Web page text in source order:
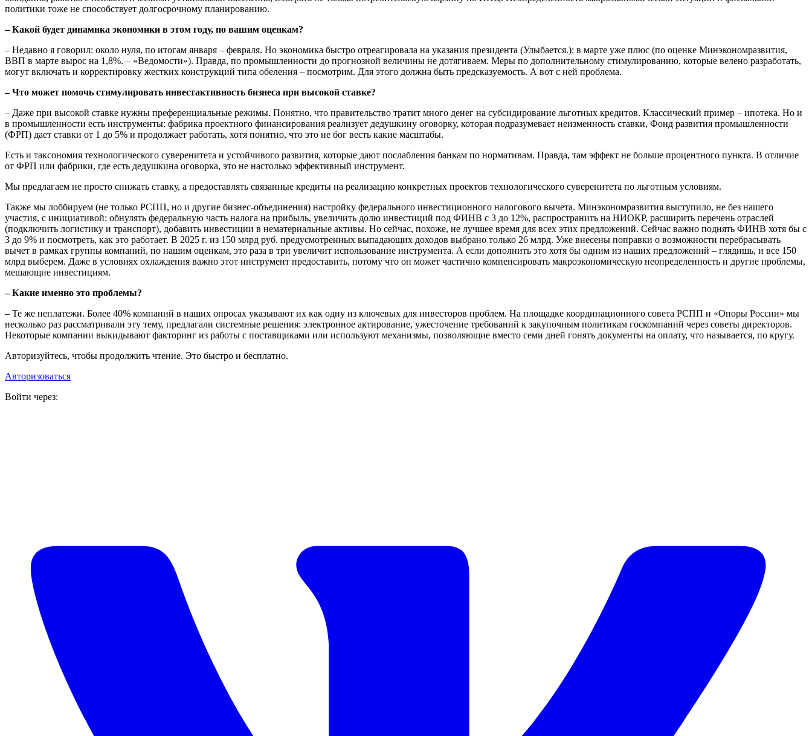
политики тоже не способствует долгосрочному планированию.
– Какой будет динамика экономики в этом году, по вашим оценкам?
– Недавно я говорил: около нуля, по итогам января – февраля. Но экономика быстро отреагировала на указания президента (Улыбается.): в марте уже плюс (по оценке Минэкономразвития,
ВВП в марте вырос на 1,8%. – «Ведомости»). Правда, по промышленности до прогнозной величины не дотягиваем. Меры по дополнительному стимулированию, которые велено разработать,
могут включать и корректировку жестких конструкций типа обеления – посмотрим. Для этого должна быть предсказуемость. А вот с ней проблема.
– Что может помочь стимулировать инвестактивность бизнеса при высокой ставке?
– Даже при высокой ставке нужны преференциальные режимы. Понятно, что правительство тратит много денег на субсидирование льготных кредитов. Классический пример – ипотека. Но и
в промышленности есть инструменты: фабрика проектного финансирования реализует дедушкину оговорку, которая подразумевает неизменность ставки, Фонд развития промышленности
(ФРП) дает ставки от 1 до 5% и продолжает работать, хотя понятно, что это не бог весть какие масштабы.
Есть и таксономия технологического суверенитета и устойчивого развития, которые дают послабления банкам по нормативам. Правда, там эффект не больше процентного пункта. В отличие
от ФРП или фабрики, где есть дедушкина оговорка, это не настолько эффективный инструмент.
Мы предлагаем не просто снижать ставку, а предоставлять связанные кредиты на реализацию конкретных проектов технологического суверенитета по льготным условиям.
Также мы лоббируем (не только РСПП, но и другие бизнес-объединения) настройку федерального инвестиционного налогового вычета. Минэкономразвития выступило, не без нашего
участия, с инициативой: обнулять федеральную часть налога на прибыль, увеличить долю инвестиций под ФИНВ с 3 до 12%, распространить на НИОКР, расширить перечень отраслей
(подключить логистику и транспорт), добавить инвестиции в нематериальные активы. Но сейчас, похоже, не лучшее время для всех этих предложений. Сейчас важно поднять ФИНВ хотя бы с
3 до 9% и посмотреть, как это работает. В 2025 г. из 150 млрд руб. предусмотренных выпадающих доходов выбрано только 26 млрд. Уже внесены поправки о возможности перебрасывать
вычет в рамках группы компаний, по нашим оценкам, это раза в три увеличит использование инструмента. А если дополнить это хотя бы одним из наших предложений – глядишь, и все 150
млрд выберем. Даже в условиях охлаждения важно этот инструмент предоставить, потому что он может частично компенсировать макроэкономическую неопределенность и другие проблемы,
мешающие инвестициям.
– Какие именно это проблемы?
– Те же неплатежи. Более 40% компаний в наших опросах указывают их как одну из ключевых для инвесторов проблем. На площадке координационного совета РСПП и «Опоры России» мы
несколько раз рассматривали эту тему, предлагали системные решения: электронное актирование, ужесточение требований к закупочным политикам госкомпаний через советы директоров.
Некоторые компании выкидывают факторинг из работы с поставщиками или используют механизмы, позволяющие вместо семи дней гонять документы на оплату, что называется, по кругу.
Авторизуйтесь, чтобы продолжить чтение. Это быстро и бесплатно.
Авторизоваться
Войти через: